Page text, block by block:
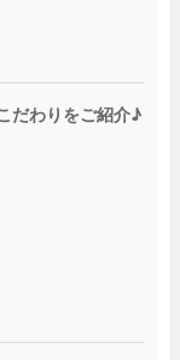
だわりをご紹介♪